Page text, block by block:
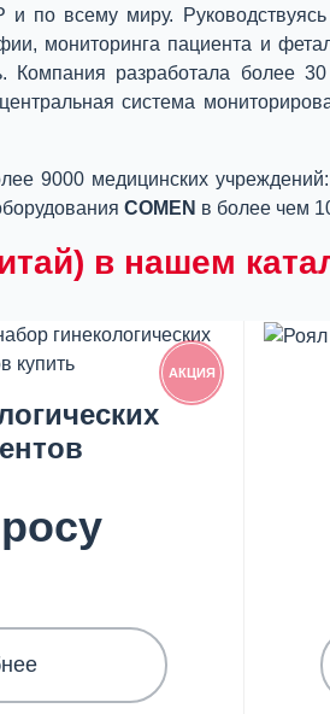
и по всему миру.
мониторинга пациента и
Компания разработала более
система
9000 медицинских
COMEN в более чем
в нашем
АКЦИЯ